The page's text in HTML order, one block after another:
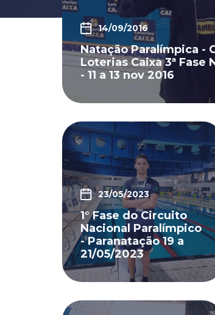
14/09/2016
Natação Paralímpica -
Loterias Caixa 3ª Fase
- 11 a 13 nov 2016
23/05/2023
1° Fase do Circuito
Nacional Paralímpico
- Paranatação 19 a
21/05/2023